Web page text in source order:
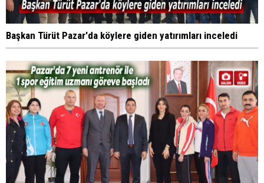
Başkan Türüt Pazar'da köylere giden yatırımları inceledi